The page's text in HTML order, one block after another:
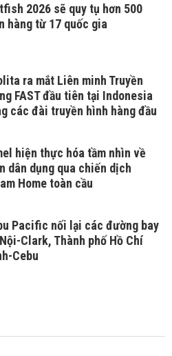
2026 sẽ quy tụ hơn 500
hàng từ 17 quốc gia
ra mắt Liên minh Truyền
FAST đầu tiên tại Indonesia
các đài truyền hình hàng đầu
hiện thực hóa tầm nhìn về
dân dụng qua chiến dịch
Home toàn cầu
Pacific nối lại các đường bay
Clark, Thành phố Hồ Chí
Cebu